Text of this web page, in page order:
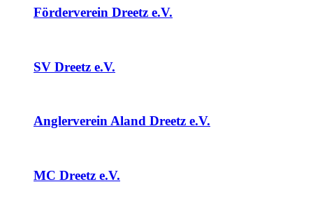
Förderverein Dreetz e.V.
SV Dreetz e.V.
Anglerverein Aland Dreetz e.V.
MC Dreetz e.V.